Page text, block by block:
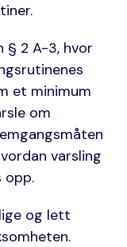
§ 2 A-3, hvor
et minimum
om
varsling
opp.
og lett